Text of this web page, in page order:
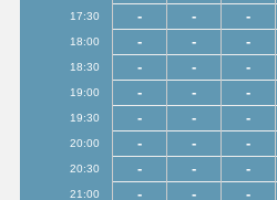
17:30 - - -
18:00 - - -
18:30 - - -
19:00 - - -
19:30 - - -
20:00 - - -
20:30 - - -
21:00 - - -